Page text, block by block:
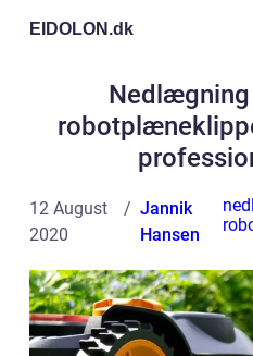
EIDOLON.dk
Nedlægning
12 August
2020
Jannik
Hansen